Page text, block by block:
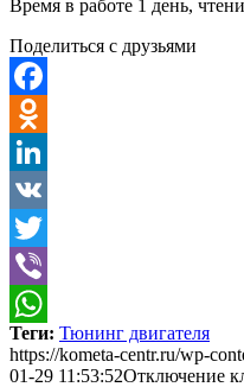
Время в работе 1 день,
Поделиться с друзьями
Facebook
Odnoklassniki
LinkedIn
VK
Twitter
Viber
WhatsApp
Теги: Тюнинг двигателя
https://kometa-centr.ru/wp-
01-29 11:53:52Отключение